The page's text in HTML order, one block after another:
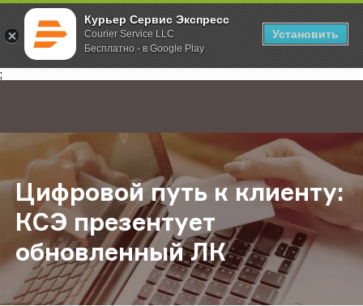
Курьер Сервис Экспресс
Courier Service LLC
Бесплатно - в Google Play
Установить
;
Главная О компании Новости Цифровой путь к клиенту: КСЭ
Цифровой путь к клиенту:
КСЭ презентует
обновленный ЛК